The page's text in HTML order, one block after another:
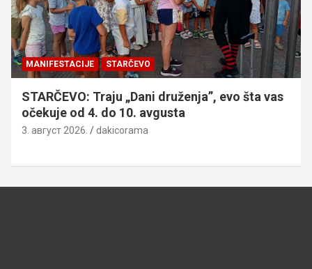
MANIFESTACIJE STARČEVO
STARČEVO: Traju „Dani druženja”, evo šta vas
očekuje od 4. do 10. avgusta
3. август 2026. dakicorama